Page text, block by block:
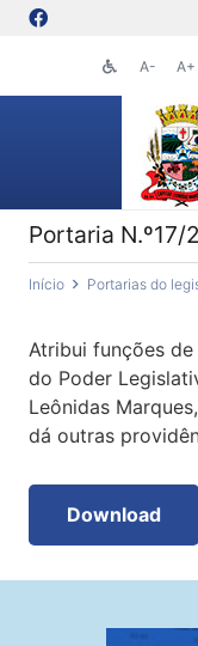
A- A+
Portaria N.º17/
Início Portarias do
Atribui funções
do Poder
Leônidas
dá outras
Download